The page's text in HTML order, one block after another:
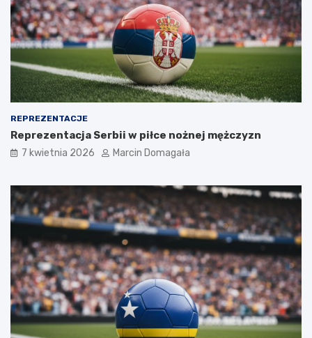
REPREZENTACJE
Reprezentacja Serbii w piłce nożnej mężczyzn
7 kwietnia 2026 Marcin Domagała